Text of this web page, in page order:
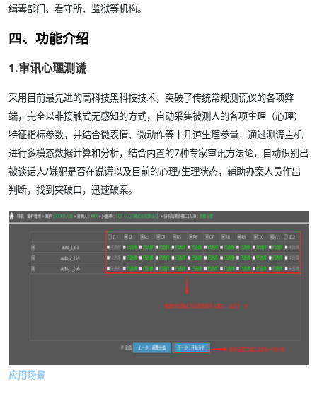
缉毒部门、看守所、监狱等机构。
四、功能介绍
1.审讯心理测谎
采用目前最先进的高科技黑科技技术，突破了传统常规测谎仪的各项弊
端，完全以非接触式无感知的方式，自动采集被测人的各项生理（心理）
特征指标参数，并结合微表情、微动作等十几道生理参量，通过测谎主机
进行多模态数据计算和分析，结合内置的7种专家审讯方法论，自动识别出
被谈话人/嫌犯是否在说谎以及目前的心理/生理状态，辅助办案人员作出
判断，找到突破口，迅速破案。
应用场景